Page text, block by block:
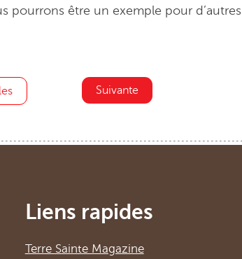
pourrons être un exemple pour d’autres
Suivante
Liens rapides
Terre Sainte Magazine